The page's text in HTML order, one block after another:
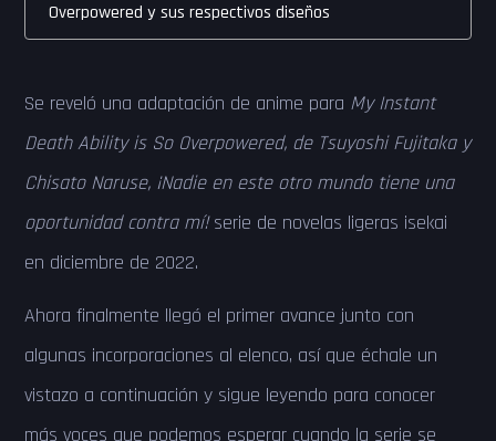
Overpowered y sus respectivos diseños
Se reveló una adaptación de anime para My Instant
Death Ability is So Overpowered, de Tsuyoshi Fujitaka y
Chisato Naruse, ¡Nadie en este otro mundo tiene una
oportunidad contra mí!serie de novelas ligeras isekai
en diciembre de 2022.
Ahora finalmente llegó el primer avance junto con
algunas incorporaciones al elenco, así que échale un
vistazo a continuación y sigue leyendo para conocer
más voces que podemos esperar cuando la serie se